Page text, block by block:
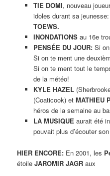
TIE DOMI, nouveau
idoles durant sa jeunesse:
TOEWS.
INONDATIONSau 16e
PENSÉE DU JOUR:Si on
Si on te ment une
Si on te ment tout le
de la météo!
KYLE HAZEL
(Coaticook) et MATHIEU
héros de la semaine au
LA MUSIQUE aurait été
pouvait plus d’écouter
HIER ENCORE: En 2001, les
étoileJAROMIR JAGR aux